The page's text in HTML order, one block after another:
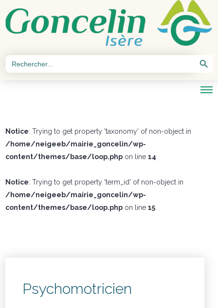
Search
for:
Search Button
Notice: Trying to get property 'taxonomy' of non-object in
/home/neigeeb/mairie_goncelin/wp-
content/themes/base/loop.php on line14
Notice: Trying to get property 'term_id' of non-object in
/home/neigeeb/mairie_goncelin/wp-
content/themes/base/loop.php on line15
Psychomotricien